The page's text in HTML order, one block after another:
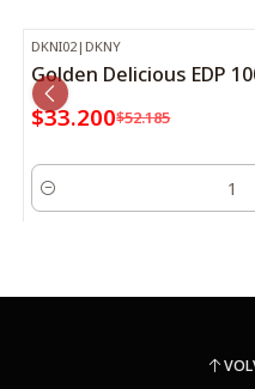
-36% OFF
DKNI02| DKNY
Golden Delicious EDP
$33.200$52.185
Cantidad